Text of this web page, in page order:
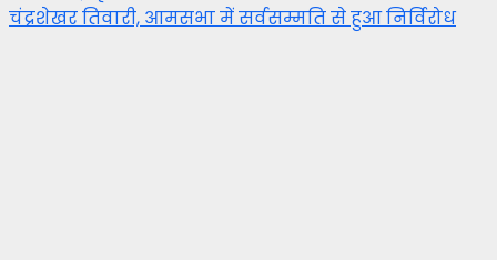
चंद्रशेखर तिवारी, आमसभा में सर्वसम्मति से हुआ निर्विरोध